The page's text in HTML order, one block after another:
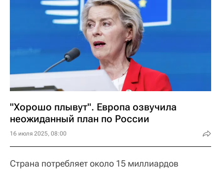
"Хорошо плывут". Европа озвучила
неожиданный план по России
16 июля 2025, 08:00
Страна потребляет около 15 миллиардов